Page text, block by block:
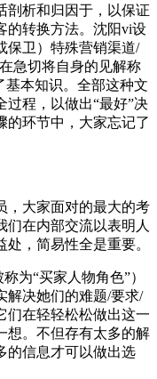
剖析和归因于，以保证
的转换方法。沈阳vi设
保卫）特殊营销渠道/
急切将自身的见解称
基本知识。全部这种文
过程，以做出“最好”决
的环节中，大家忘记了
，大家面对的最大的考
们在内部交流以表明人
，简易性全是重要。
为“买家人物角色”）
解决她们的难题/要求/
们在轻轻松松做出这一
想。不但存有太多的解
的信息才可以做出选